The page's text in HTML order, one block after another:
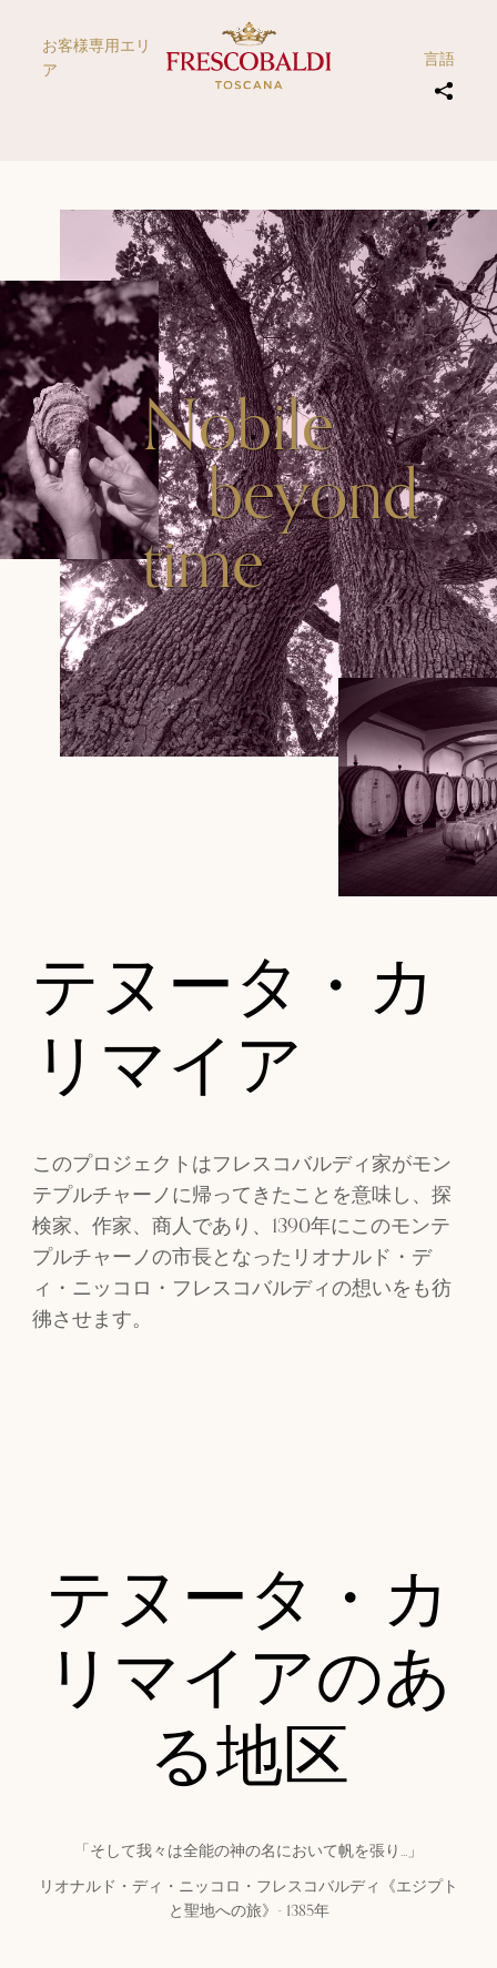
お客様専用エリ
ア
言語
Nobile
beyond
time
テヌータ・カ
リマイア
このプロジェクトはフレスコバルディ家がモン
テプルチャーノに帰ってきたことを意味し、探
検家、作家、商人であり、1390年にこのモンテ
プルチャーノの市長となったリオナルド・デ
ィ・ニッコロ・フレスコバルディの想いをも彷
彿させます。
テヌータ・カ
リマイアのあ
る地区
「そして我々は全能の神の名において帆を張り...」
リオナルド・ディ・ニッコロ・フレスコバルディ《エジプト
と聖地への旅》- 1385年